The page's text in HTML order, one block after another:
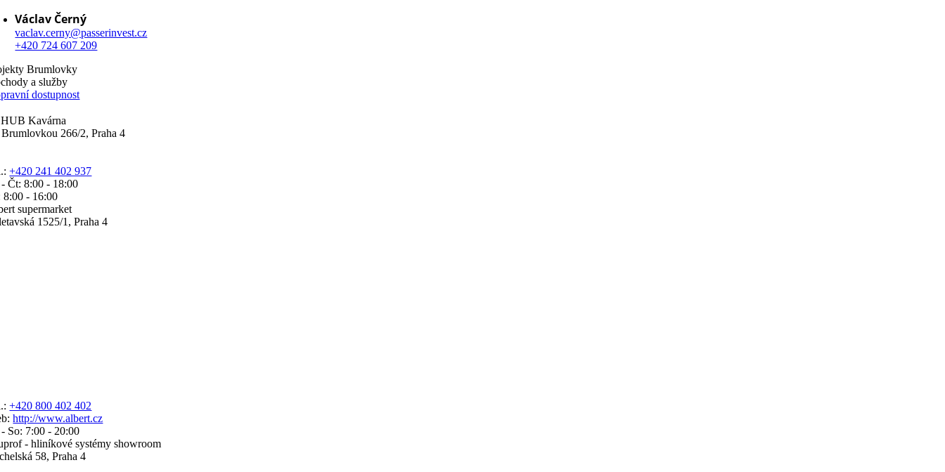
Václav Černý
vaclav.cerny@passerinvest.cz
+420 724 607 209
Brumlovky
a služby
dostupnost
Kavárna
266/2, Praha 4
+420 241 402 937
- Čt: 8:00 - 18:00
8:00 - 16:00
supermarket
1525/1, Praha 4
+420 800 402 402
http://www.albert.cz
So: 7:00 - 20:00
- hliníkové systémy showroom
58, Praha 4